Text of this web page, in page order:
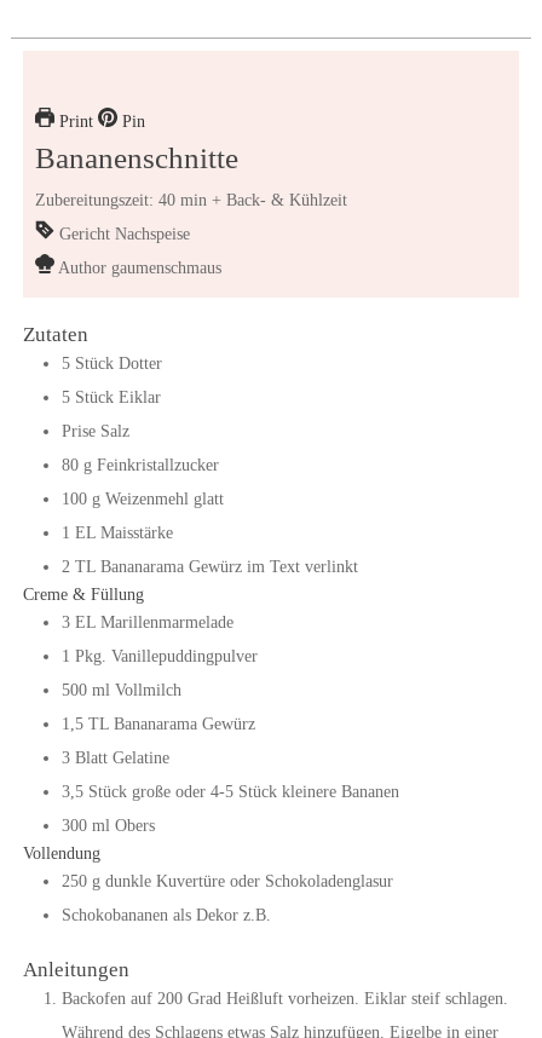
Print Pin
Bananenschnitte
Zubereitungszeit: 40 min + Back- & Kühlzeit
Gericht Nachspeise
Author gaumenschmaus
Zutaten
5 Stück Dotter
5 Stück Eiklar
Prise Salz
80 g Feinkristallzucker
100 g Weizenmehl glatt
1 EL Maisstärke
2 TL Bananarama Gewürz im Text verlinkt
Creme & Füllung
3 EL Marillenmarmelade
1 Pkg. Vanillepuddingpulver
500 ml Vollmilch
1,5 TL Bananarama Gewürz
3 Blatt Gelatine
3,5 Stück große oder 4-5 Stück kleinere Bananen
300 ml Obers
Vollendung
250 g dunkle Kuvertüre oder Schokoladenglasur
Schokobananen als Dekor z.B.
Anleitungen
Backofen auf 200 Grad Heißluft vorheizen. Eiklar steif schlagen.
Während des Schlagens etwas Salz hinzufügen. Eigelbe in einer